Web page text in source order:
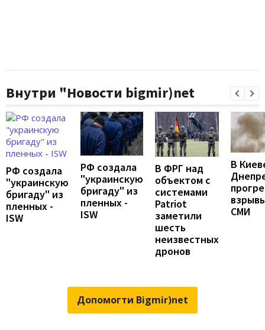
Внутри "Новости bigmir)net
РФ создала
"украинскую
бригаду" из
пленных -
ISW
РФ создала
"украинскую
бригаду" из
пленных -
ISW
В ФРГ над
объектом с
системами
Patriot
заметили
шесть
неизвестных
дронов
В
СМИ
Допомогти Bigmir)net